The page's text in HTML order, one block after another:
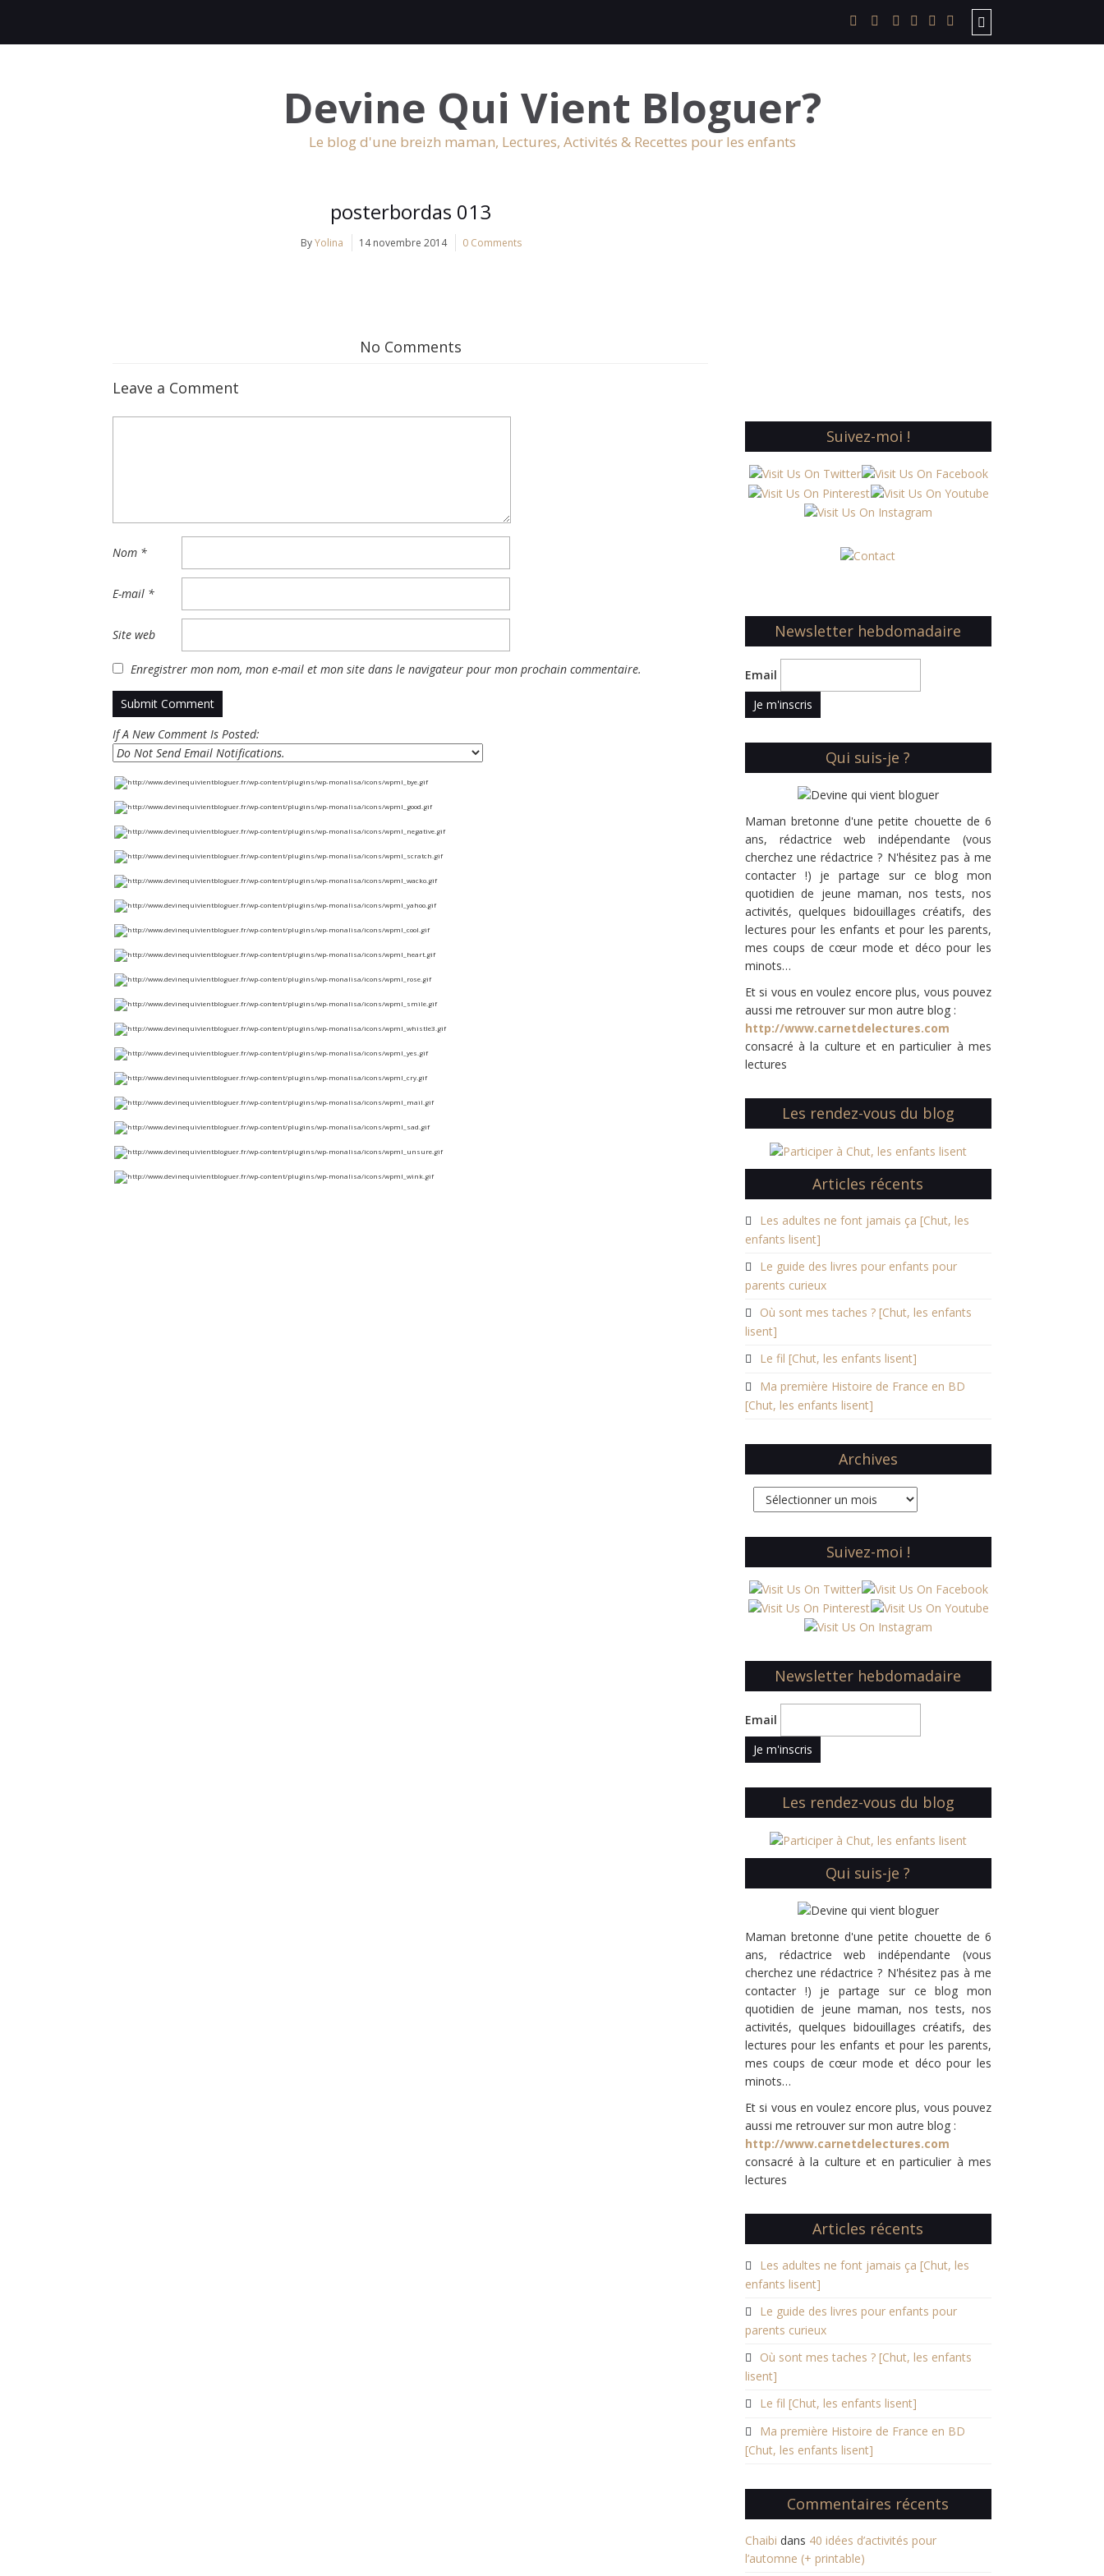
Devine Qui Vient Bloguer?
Le blog d'une breizh maman, Lectures, Activités & Recettes pour les enfants
posterbordas 013
ByYolina 14 novembre 2014 0 Comments
No Comments
Leave a Comment
Nom *
E-mail *
Site web
Enregistrer mon nom, mon e-mail et mon site dans le navigateur pour mon prochain commentaire.
If A New Comment Is Posted:
Suivez-moi !
Newsletter hebdomadaire
Email
Qui suis-je ?
Maman bretonne d'une petite chouette de 6
ans, rédactrice web indépendante (vous
cherchez une rédactrice ? N'hésitez pas à me
contacter !) je partage sur ce blog mon
quotidien de jeune maman, nos tests, nos
activités, quelques bidouillages créatifs, des
lectures pour les enfants et pour les parents,
mes coups de cœur mode et déco pour les
minots…
Et si vous en voulez encore plus, vous pouvez
aussi me retrouver sur mon autre blog :
http://www.carnetdelectures.com
consacré à la culture et en particulier à mes
lectures
Les rendez-vous du blog
Articles récents
Les adultes ne font jamais ça [Chut, les
enfants lisent]
Le guide des livres pour enfants pour
parents curieux
Où sont mes taches ? [Chut, les enfants
lisent]
Le fil [Chut, les enfants lisent]
Ma première Histoire de France en BD
[Chut, les enfants lisent]
Archives
Archives
Suivez-moi !
Newsletter hebdomadaire
Email
Les rendez-vous du blog
Qui suis-je ?
Maman bretonne d'une petite chouette de 6
ans, rédactrice web indépendante (vous
cherchez une rédactrice ? N'hésitez pas à me
contacter !) je partage sur ce blog mon
quotidien de jeune maman, nos tests, nos
activités, quelques bidouillages créatifs, des
lectures pour les enfants et pour les parents,
mes coups de cœur mode et déco pour les
minots…
Et si vous en voulez encore plus, vous pouvez
aussi me retrouver sur mon autre blog :
http://www.carnetdelectures.com
consacré à la culture et en particulier à mes
lectures
Articles récents
Les adultes ne font jamais ça [Chut, les
enfants lisent]
Le guide des livres pour enfants pour
parents curieux
Où sont mes taches ? [Chut, les enfants
lisent]
Le fil [Chut, les enfants lisent]
Ma première Histoire de France en BD
[Chut, les enfants lisent]
Commentaires récents
Chaibi dans 40 idées d’activités pour
l’automne (+ printable)